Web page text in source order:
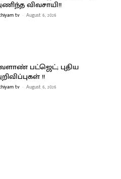
விவசாயி!!
tv - August 6, 2026
பட்ஜெட்; புதிய
!!
tv - August 6, 2026